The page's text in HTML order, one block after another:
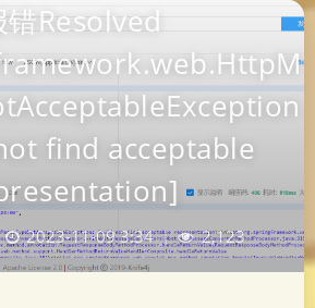
错Resolved
find acceptable
2023-11-09 3:34 | 2,123